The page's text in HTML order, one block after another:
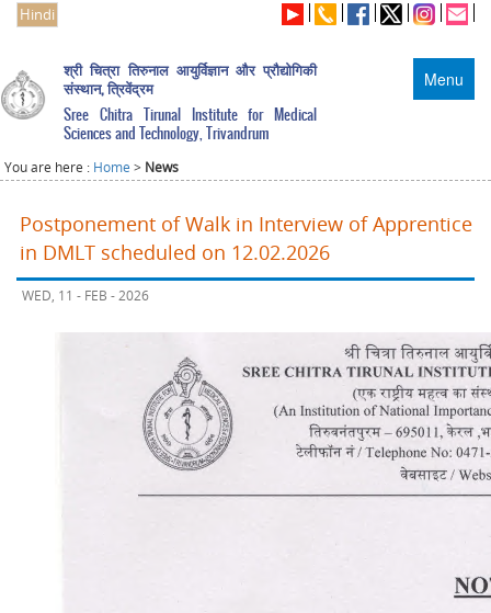
Hindi
Menu
श्री चित्रा तिरुनाल आयुर्विज्ञान और प्रौद्योगिकी
संस्थान, त्रिवेंद्रम
Sree Chitra Tirunal Institute for Medical
Sciences and Technology, Trivandrum
You are here : Home > News
Postponement of Walk in Interview of Apprentice
in DMLT scheduled on 12.02.2026
WED, 11 - FEB - 2026